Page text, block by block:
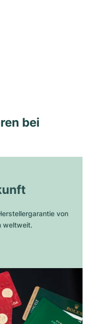
bei
von
weltweit.